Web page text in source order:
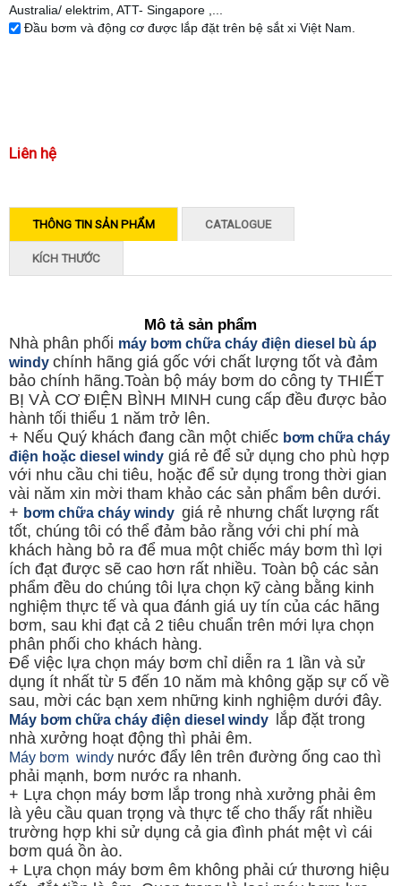
Australia/ elektrim, ATT- Singapore ,...
Đầu bơm và động cơ được lắp đặt trên bệ sắt xi Việt Nam.
Liên hệ
THÔNG TIN SẢN PHẨM CATALOGUE
KÍCH THƯỚC
Mô tả sản phẩm
Nhà phân phối máy bơm chữa cháy điện diesel bù áp
windy chính hãng giá gốc với chất lượng tốt và đảm
bảo chính hãng.Toàn bộ máy bơm do công ty THIẾT
BỊ VÀ CƠ ĐIỆN BÌNH MINH cung cấp đều được bảo
hành tối thiểu 1 năm trở lên.
+ Nếu Quý khách đang cần một chiếc bơm chữa cháy
điện hoặc diesel windy giá rẻ để sử dụng cho phù hợp
với nhu cầu chi tiêu, hoặc để sử dụng trong thời gian
vài năm xin mời tham khảo các sản phẩm bên dưới.
+ bơm chữa cháy windy giá rẻ nhưng chất lượng rất
tốt, chúng tôi có thể đảm bảo rằng với chi phí mà
khách hàng bỏ ra để mua một chiếc máy bơm thì lợi
ích đạt được sẽ cao hơn rất nhiều. Toàn bộ các sản
phẩm đều do chúng tôi lựa chọn kỹ càng bằng kinh
nghiệm thực tế và qua đánh giá uy tín của các hãng
bơm, sau khi đạt cả 2 tiêu chuẩn trên mới lựa chọn
phân phối cho khách hàng.
Để việc lựa chọn máy bơm chỉ diễn ra 1 lần và sử
dụng ít nhất từ 5 đến 10 năm mà không gặp sự cố về
sau, mời các bạn xem những kinh nghiệm dưới đây.
Máy bơm chữa cháy điện diesel windy lắp đặt trong
nhà xưởng hoạt động thì phải êm.
Máy bơm windy nước đẩy lên trên đường ống cao thì
phải mạnh, bơm nước ra nhanh.
+ Lựa chọn máy bơm lắp trong nhà xưởng phải êm
là yêu cầu quan trọng và thực tế cho thấy rất nhiều
trường hợp khi sử dụng cả gia đình phát mệt vì cái
bơm quá ồn ào.
+ Lựa chọn máy bơm êm không phải cứ thương hiệu